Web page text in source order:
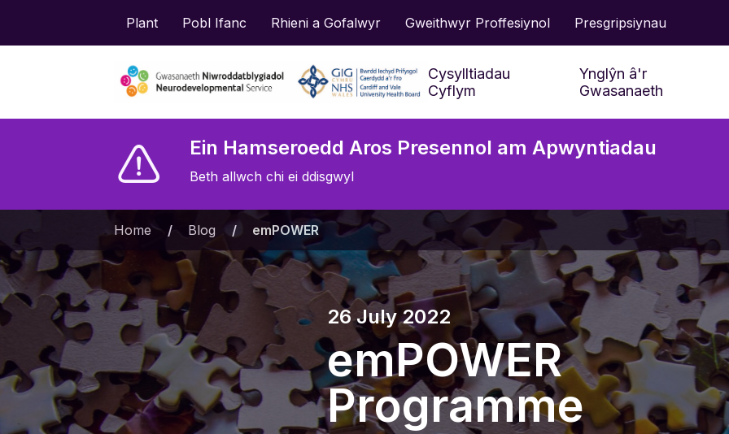
Plant Pobl Ifanc Rhieni a Gofalwyr Gweithwyr Proffesiynol Presgripsiynau
Cysylltiadau
Cyflym
Cwestiynau Cyffredin
Wasanaethau a Chymorth
Presgripsiynau
Deall y Jargon
Gofalu am fy Lles
Gwefan Cadw Fi’n Iach
Ynglŷn â'r
Gwasanaeth
Ein Hamseroedd Aros Presennol am Apwyntiadau
Beth allwch chi ei ddisgwyl
Home » Blog » emPOWER
26 July 2022
emPOWER
Programme